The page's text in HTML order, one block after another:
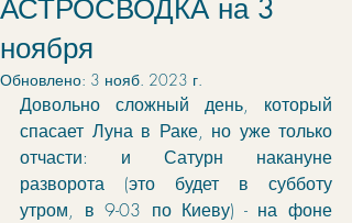
АСТРОСВОДКА на 3
ноября
Обновлено: 3 нояб. 2023 г.
Довольно сложный день, который
спасает Луна в Раке, но уже только
отчасти: и Сатурн накануне
разворота (это будет в субботу
утром, в 9-03 по Киеву) - на фоне